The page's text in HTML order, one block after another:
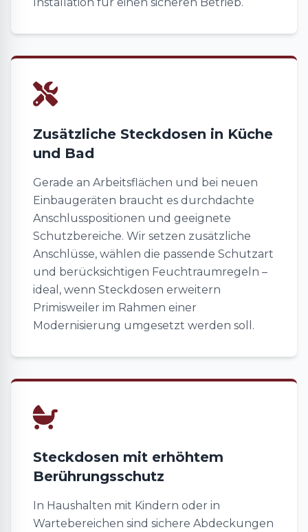
Zusätzliche Steckdosen in Küche
und Bad
Gerade an Arbeitsflächen und bei neuen
Einbaugeräten braucht es durchdachte
Anschlusspositionen und geeignete
Schutzbereiche. Wir setzen zusätzliche
Anschlüsse, wählen die passende Schutzart
und berücksichtigen Feuchtraumregeln –
ideal, wenn Steckdosen erweitern
Primisweiler im Rahmen einer
Modernisierung umgesetzt werden soll.
Steckdosen mit erhöhtem
Berührungsschutz
In Haushalten mit Kindern oder in
Wartebereichen sind sichere Abdeckungen